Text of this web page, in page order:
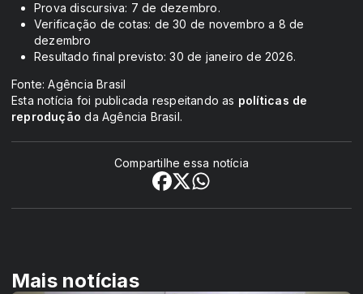
Prova discursiva: 7 de dezembro.
Verificação de cotas: de 30 de novembro a 8 de
dezembro
Resultado final previsto: 30 de janeiro de 2026.
Fonte: Agência Brasil
Esta notícia foi publicada respeitando as políticas de
reprodução da Agência Brasil.
Compartilhe essa notícia
Mais notícias